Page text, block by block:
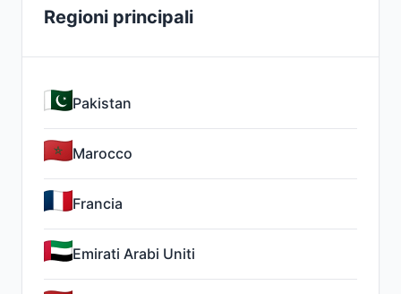
Regioni principali
Pakistan
Marocco
Francia
Emirati Arabi Uniti